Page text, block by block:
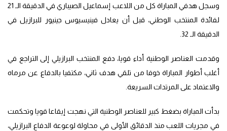
وسجل هدفي المباراة كل من اللاعب إسماعيل الصيباري في الدقيقة الـ 21
لفائدة المنتخب الوطني، قبل أن يعادل فينيسيوس جينيور للبرازيل في
الدقيقة الـ 32.
وقدمت العناصر الوطنية أداء قويا، دفع المنتخب البرازيلي إلى التراجع في
أغلب أطوار المباراة خوفا من تلقي هدف ثاني، مكتفيا بالدفاع عن مرماه
والاعتماد على المرتدات السريعة.
بدأت المباراة بضغط كبير للعناصر الوطنية التي نهجت إيقاعا قويا وتحكمت
في مجريات اللعب منذ الدقائق الأولى في محاولة لوعوعة الدفاع البرازيلي،